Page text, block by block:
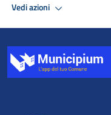
Vedi azioni